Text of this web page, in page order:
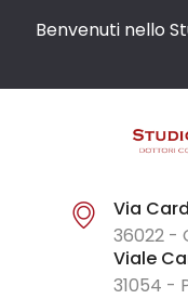
Benvenuti nello
Via
36022 -
Viale
31054 -